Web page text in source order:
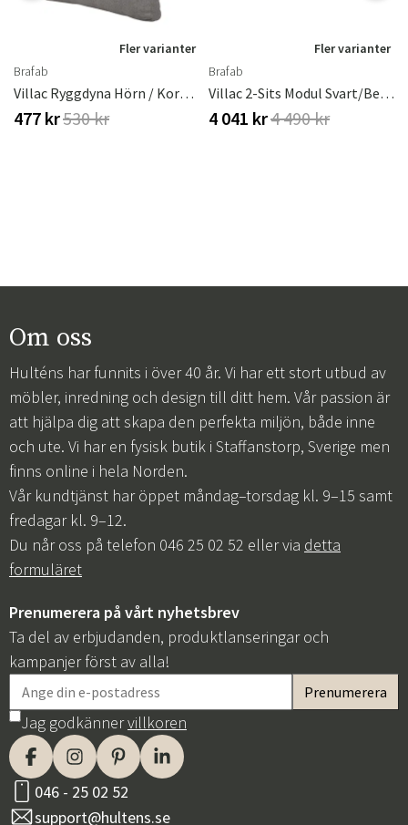
Fler varianter
Brafab
Villac Ryggdyna Hörn / Kort Beige
477 kr530 kr
Fler varianter
Brafab
Villac 2-Sits Modul Svart/beige
4 041 kr4 490 kr
Om oss
Hulténs har funnits i över 40 år. Vi har ett stort utbud av
möbler, inredning och design till ditt hem. Vår passion är
att hjälpa dig att skapa den perfekta miljön, både inne
och ute. Vi har en fysisk butik i Staffanstorp, Sverige men
finns online i hela Norden.
Vår kundtjänst har öppet måndag–torsdag kl. 9–15 samt
fredagar kl. 9–12.
Du når oss på telefon 046 25 02 52 eller via detta
formuläret
Prenumerera på vårt nyhetsbrev
Ta del av erbjudanden, produktlanseringar och
kampanjer först av alla!
Jag godkännervillkoren
046 - 25 02 52
support@hultens.se